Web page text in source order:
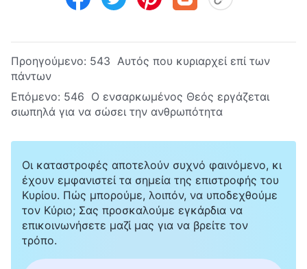
Προηγούμενο: 543 Αυτός που κυριαρχεί επί των
πάντων
Επόμενο: 546 Ο ενσαρκωμένος Θεός εργάζεται
σιωπηλά για να σώσει την ανθρωπότητα
Οι καταστροφές αποτελούν συχνό φαινόμενο, κι
έχουν εμφανιστεί τα σημεία της επιστροφής του
Κυρίου. Πώς μπορούμε, λοιπόν, να υποδεχθούμε
τον Κύριο; Σας προσκαλούμε εγκάρδια να
επικοινωνήσετε μαζί μας για να βρείτε τον
τρόπο.